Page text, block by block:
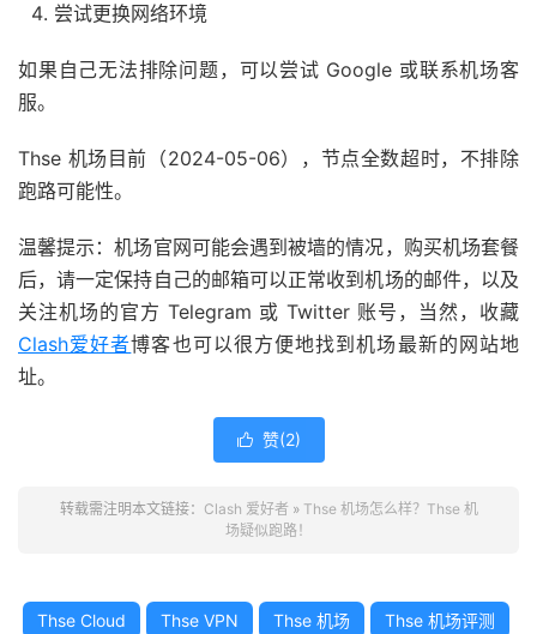
尝试更换网络环境
如果自己无法排除问题，可以尝试 Google 或联系机场客
服。
Thse 机场目前（2024-05-06），节点全数超时，不排除
跑路可能性。
温馨提示：机场官网可能会遇到被墙的情况，购买机场套餐
后，请一定保持自己的邮箱可以正常收到机场的邮件，以及
关注机场的官方 Telegram 或 Twitter 账号，当然，收藏
Clash爱好者博客也可以很方便地找到机场最新的网站地
址。
 赞(2)
转载需注明本文链接： Clash 爱好者 » Thse 机场怎么样？Thse 机
场疑似跑路！
Thse Cloud Thse VPN Thse 机场 Thse 机场评测